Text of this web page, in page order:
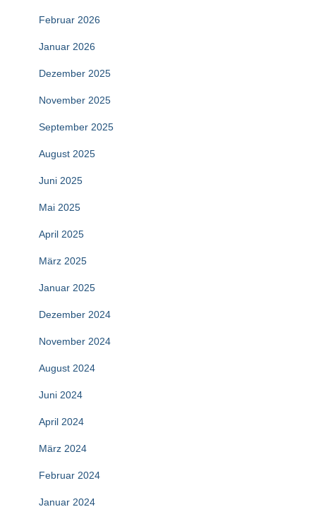
Februar 2026
Januar 2026
Dezember 2025
November 2025
September 2025
August 2025
Juni 2025
Mai 2025
April 2025
März 2025
Januar 2025
Dezember 2024
November 2024
August 2024
Juni 2024
April 2024
März 2024
Februar 2024
Januar 2024